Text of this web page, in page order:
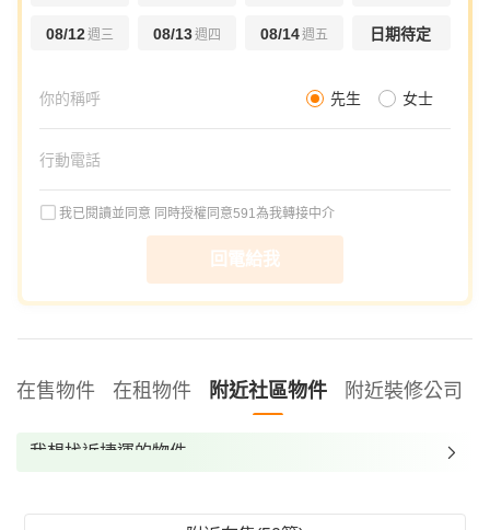
08/12週三 08/13週四 08/14週五 日期待定
先生 女士
我已閱讀並同意 同時授權同意591為我轉接中介
回電給我
在售物件 在租物件 附近社區物件 附近裝修公司
我想找近捷運的物件